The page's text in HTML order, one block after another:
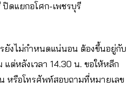
ดแยกอโศก-เพชรบุรี
ยังไม่กำหนดแน่นอน ต้องขึ้นอยู่กับ
ต่หลังเวลา 14.30 น. ขอให้หลีก
หรือโทรศัพท์สอบถามที่หมายเลข